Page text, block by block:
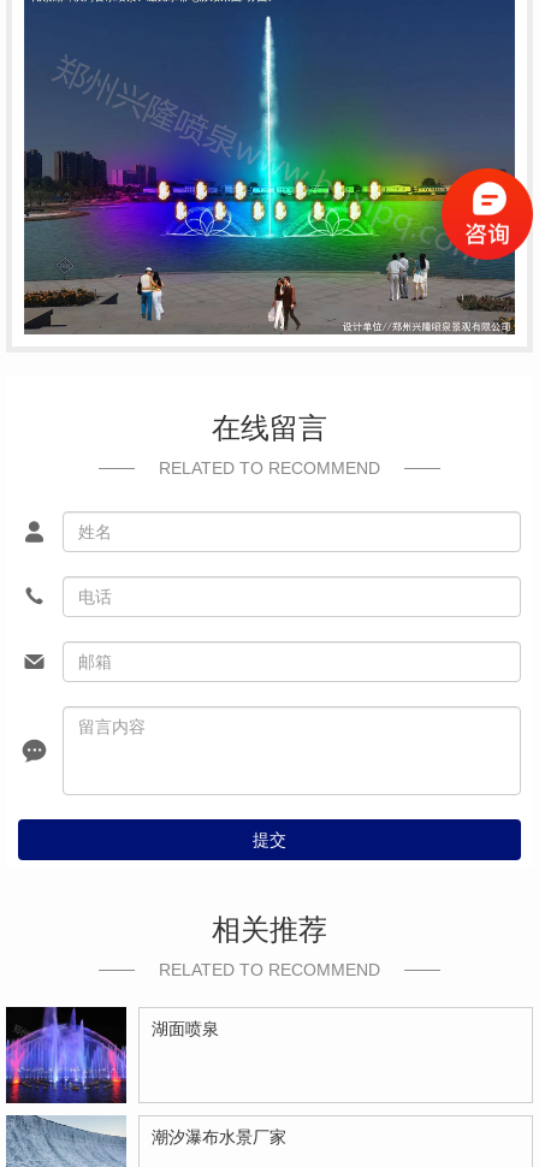
在线留言
RELATED TO RECOMMEND
提交
相关推荐
RELATED TO RECOMMEND
湖面喷泉
潮汐瀑布水景厂家